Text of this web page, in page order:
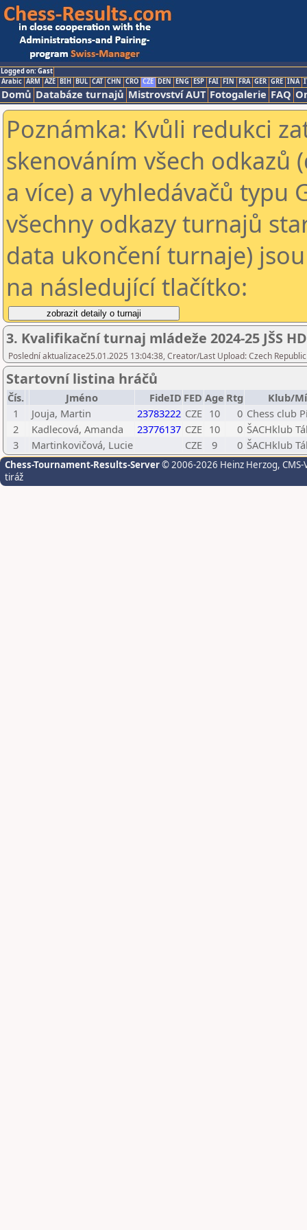
Logged on: Gast
Arabic ARM AZE BIH BUL CAT CHN CRO CZE DEN ENG ESP FAI FIN FRA GER GRE INA
Domů Databáze turnajů Mistrovství AUT Fotogalerie FAQ
Poznámka: Kvůli redukci
skenováním všech odkazů
a více) a vyhledávačů typu
všechny odkazy turnajů
data ukončení turnaje)
na následující tlačítko:
3. Kvalifikační turnaj mládeže 2024-25 JŠS
Poslední aktualizace25.01.2025 13:04:38, Creator/Last Upload: Czech
Startovní listina hráčů
Čís. Jméno FideID FED Age Rtg
Klub/
1
Jouja, Martin 23783222 CZE 10 0 Chess club
2
Kadlecová, Amanda 23776137 CZE 10 0 ŠACHklub
3
Martinkovičová, Lucie CZE 9 0 ŠACHklub
Chess-Tournament-Results-Server© 2006-2026 Heinz Herzog,
tiráž